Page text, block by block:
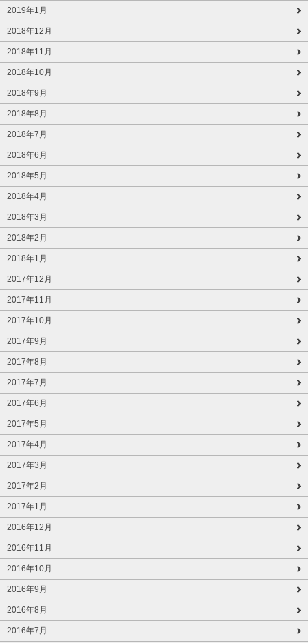
2019年1月
2018年12月
2018年11月
2018年10月
2018年9月
2018年8月
2018年7月
2018年6月
2018年5月
2018年4月
2018年3月
2018年2月
2018年1月
2017年12月
2017年11月
2017年10月
2017年9月
2017年8月
2017年7月
2017年6月
2017年5月
2017年4月
2017年3月
2017年2月
2017年1月
2016年12月
2016年11月
2016年10月
2016年9月
2016年8月
2016年7月